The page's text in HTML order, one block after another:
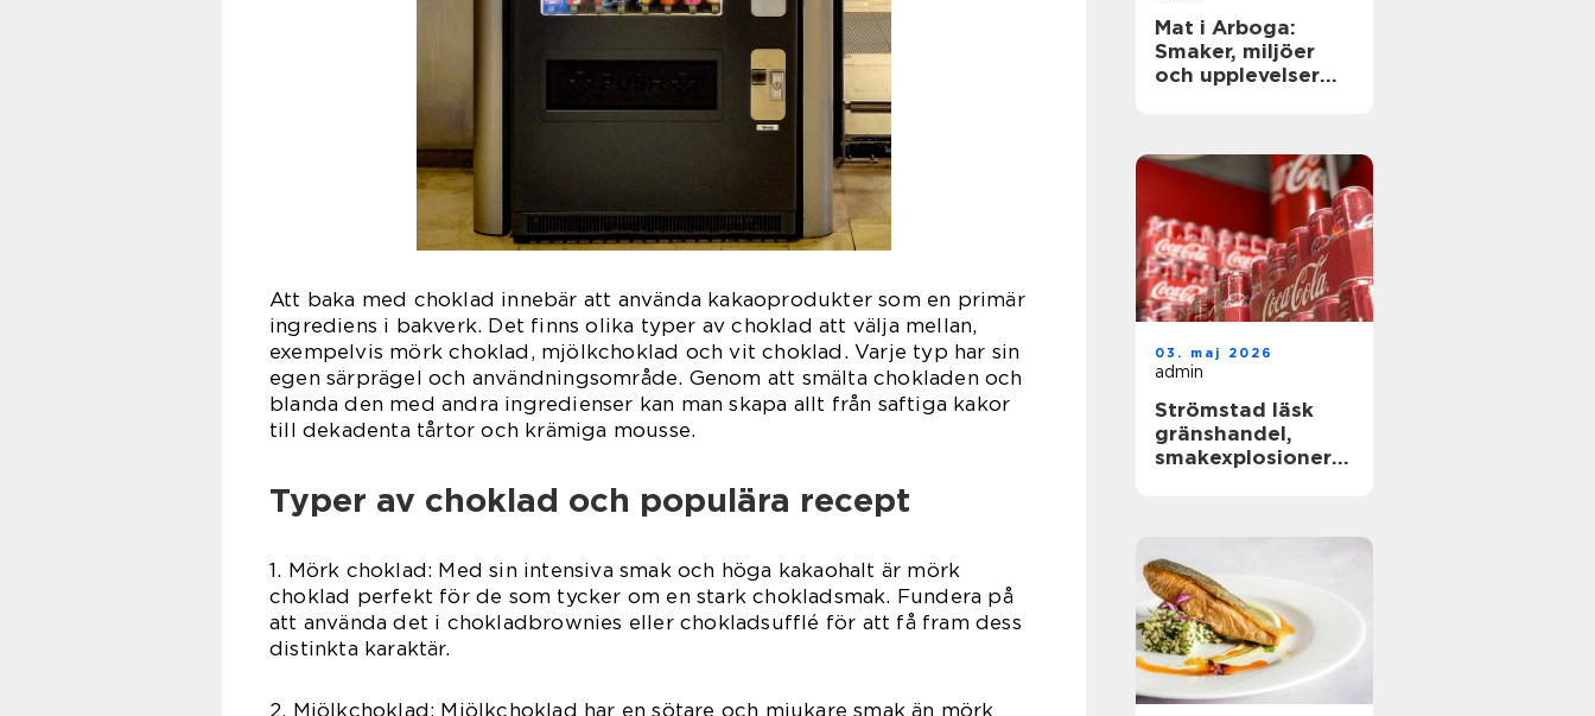
Att baka med choklad innebär att använda kakaoprodukter som en primär
ingrediens i bakverk. Det finns olika typer av choklad att välja mellan,
exempelvis mörk choklad, mjölkchoklad och vit choklad. Varje typ har sin
egen särprägel och användningsområde. Genom att smälta chokladen och
blanda den med andra ingredienser kan man skapa allt från saftiga kakor
till dekadenta tårtor och krämiga mousse.
Typer av choklad och populära recept
1. Mörk choklad: Med sin intensiva smak och höga kakaohalt är mörk
choklad perfekt för de som tycker om en stark chokladsmak. Fundera på
att använda det i chokladbrownies eller chokladsufflé för att få fram dess
distinkta karaktär.
2. Mjölkchoklad: Mjölkchoklad har en sötare och mjukare smak än mörk
Mat i Arboga:
Smaker, miljöer
och upplevelser
03. maj 2026
admin
Strömstad läsk
gränshandel,
smakexplosioner